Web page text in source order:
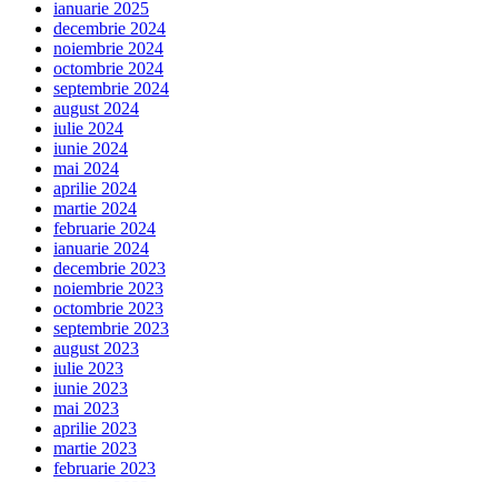
ianuarie 2025
decembrie 2024
noiembrie 2024
octombrie 2024
septembrie 2024
august 2024
iulie 2024
iunie 2024
mai 2024
aprilie 2024
martie 2024
februarie 2024
ianuarie 2024
decembrie 2023
noiembrie 2023
octombrie 2023
septembrie 2023
august 2023
iulie 2023
iunie 2023
mai 2023
aprilie 2023
martie 2023
februarie 2023